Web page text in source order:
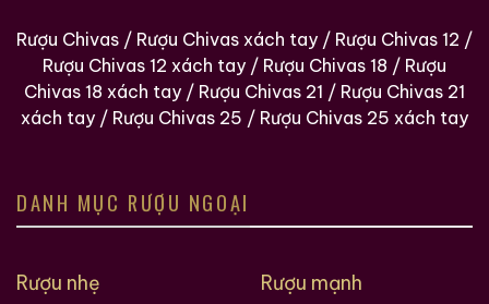
Rượu Chivas / Rượu Chivas xách tay / Rượu Chivas 12 /
Rượu Chivas 12 xách tay / Rượu Chivas 18 / Rượu
Chivas 18 xách tay / Rượu Chivas 21 / Rượu Chivas 21
xách tay / Rượu Chivas 25 / Rượu Chivas 25 xách tay
DANH MỤC RƯỢU NGOẠI
Rượu nhẹ Rượu mạnh